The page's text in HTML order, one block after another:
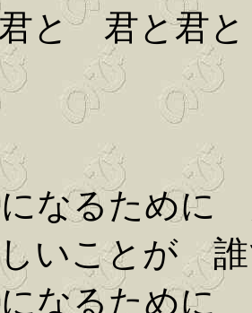
と 君と君と
なるために
いことが
なるために